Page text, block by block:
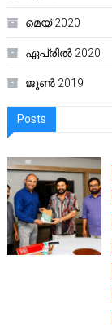
മെയ്‌ 2020
ഏപ്രിൽ 2020
ജൂൺ 2019
Posts